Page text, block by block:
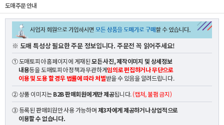
도매 주문 안내
※ 도매 특성상 필요한 주문 정보입니다. 주문전 꼭 읽어주세요!
① 도매토피아 홈페이지에 게재된모든 사진, 제작이미지 및 상세정보
내용등을 도매토피아 정책과 무관하게임의로 편집하거나 무단으로
이용 및 도용 할 경우 법률에 따라 처벌받을 수 있음을 알려드립니다.
② 상품 이미지는B2B 판매회원에게만 제공됩니다.(캡쳐, 불펌 금지)
③ 등록된 판매회원만 사용 가능하며제3자에게 제공하거나 상업적으로
이용할 수 없습니다.